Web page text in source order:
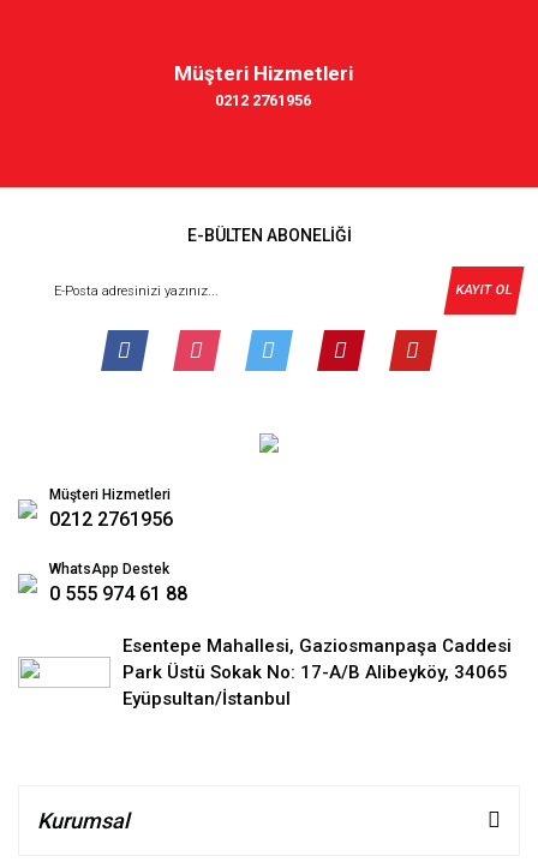
Müşteri Hizmetleri
0212 2761956
E-BÜLTEN ABONELİĞİ
KAYIT OL
Müşteri Hizmetleri
0212 2761956
WhatsApp Destek
0 555 974 61 88
Esentepe Mahallesi, Gaziosmanpaşa Caddesi
Park Üstü Sokak No: 17-A/B Alibeyköy, 34065
Eyüpsultan/İstanbul
Kurumsal